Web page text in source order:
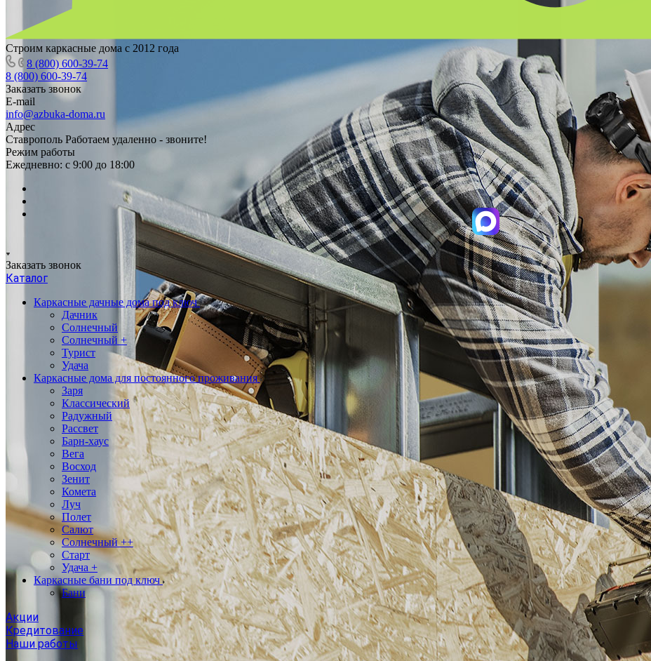
Строим каркасные дома с 2012 года
8 (800) 600-39-74
8 (800) 600-39-74
Заказать звонок
E-mail
info@azbuka-doma.ru
Адрес
Ставрополь Работаем удаленно - звоните!
Режим работы
Ежедневно: с 9:00 до 18:00
Заказать звонок
Каталог
Каркасные дачные дома под ключ
Дачник
Солнечный
Солнечный +
Турист
Удача
Каркасные дома для постоянного проживания
Заря
Классический
Радужный
Рассвет
Барн-хаус
Вега
Восход
Зенит
Комета
Луч
Полет
Салют
Солнечный ++
Старт
Удача +
Каркасные бани под ключ
Бани
Акции
Кредитование
Наши работы